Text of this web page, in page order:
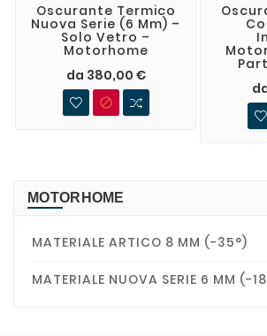
Oscurante Termico
Nuova Serie (6 Mm) –
Solo Vetro –
Motorhome
da 380,00 €

MOTORHOME
MATERIALE ARTICO 8 MM (-35°)
MATERIALE NUOVA SERIE 6 MM (-